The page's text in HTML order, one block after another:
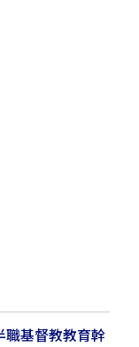
職基督教教育幹